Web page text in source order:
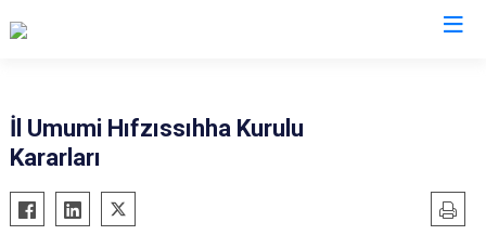
İl Umumi Hıfzıssıhha Kurulu
Kararları